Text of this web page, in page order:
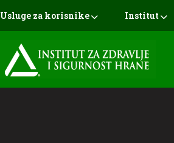
Usluge za korisnike Institut